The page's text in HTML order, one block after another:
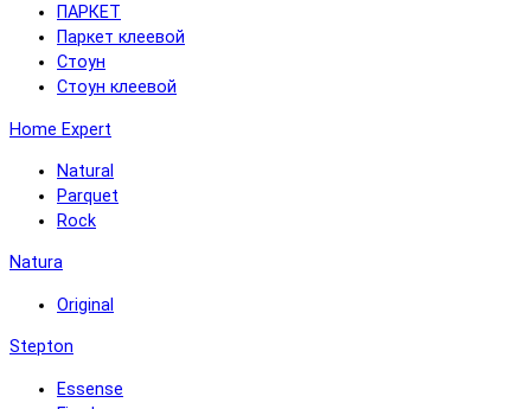
ПАРКЕТ
Паркет клеевой
Стоун
Стоун клеевой
Home Expert
Natural
Parquet
Rock
Natura
Original
Stepton
Essense